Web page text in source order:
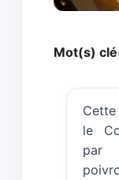
Mot(s)
le
par